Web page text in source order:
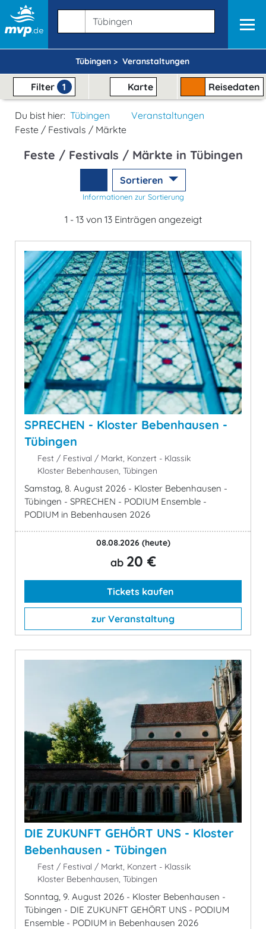
Tübingen > Veranstaltungen
Filter 1 Karte Reisedaten
Du bist hier: Tübingen
Veranstaltungen
Feste / Festivals / Märkte
Feste / Festivals / Märkte in Tübingen
Sortieren
Informationen zur Sortierung
1 - 13 von 13 Einträgen angezeigt
SPRECHEN - Kloster Bebenhausen -
Tübingen
Fest / Festival / Markt, Konzert - Klassik
Kloster Bebenhausen, Tübingen
Samstag, 8. August 2026 - Kloster Bebenhausen -
Tübingen - SPRECHEN - PODIUM Ensemble -
PODIUM in Bebenhausen 2026
08.08.2026 (heute)
ab 20 €
Tickets kaufen
zur Veranstaltung
DIE ZUKUNFT GEHÖRT UNS - Kloster
Bebenhausen - Tübingen
Fest / Festival / Markt, Konzert - Klassik
Kloster Bebenhausen, Tübingen
Sonntag, 9. August 2026 - Kloster Bebenhausen -
Tübingen - DIE ZUKUNFT GEHÖRT UNS - PODIUM
Ensemble - PODIUM in Bebenhausen 2026